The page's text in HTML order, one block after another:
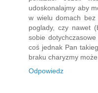
udoskonalajmy aby
w wielu domach bez
poglady, czy nawet
sobie
coś jednak Pan
braku charyzmy
Odpowiedz